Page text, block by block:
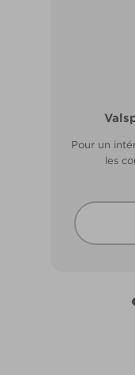
Pour un
les
Valspar®
Résiste aux